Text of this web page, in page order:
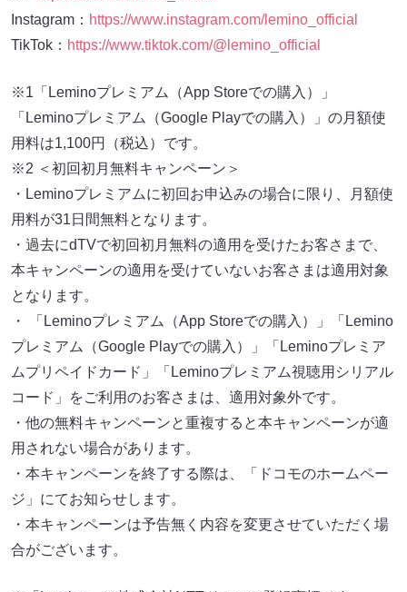
Instagram： https://www.instagram.com/lemino_official
TikTok： https://www.tiktok.com/@lemino_official
※1「Leminoプレミアム（App Storeでの購入）」
「Leminoプレミアム（Google Playでの購入）」の月額使
用料は1,100円（税込）です。
※2 ＜初回初月無料キャンペーン＞
・Leminoプレミアムに初回お申込みの場合に限り、月額使
用料が31日間無料となります。
・過去にdTVで初回初月無料の適用を受けたお客さまで、
本キャンペーンの適用を受けていないお客さまは適用対象
となります。
・ 「Leminoプレミアム（App Storeでの購入）」「Lemino
プレミアム（Google Playでの購入）」「Leminoプレミア
ムプリペイドカード」「Leminoプレミアム視聴用シリアル
コード」をご利用のお客さまは、適用対象外です。
・他の無料キャンペーンと重複すると本キャンペーンが適
用されない場合があります。
・本キャンペーンを終了する際は、「ドコモのホームペー
ジ」にてお知らせします。
・本キャンペーンは予告無く内容を変更させていただく場
合がございます。